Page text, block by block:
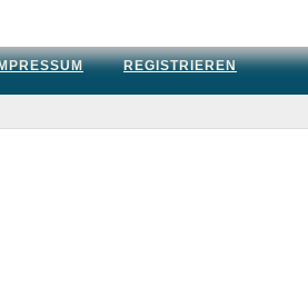
REGISTRIEREN